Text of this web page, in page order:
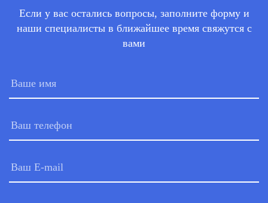
Если у вас остались вопросы, заполните форму и
наши специалисты в ближайшее время свяжутся с
вами